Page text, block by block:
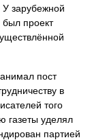
. У зарубежной
был проект
пост
в
того
газеты уделял
партией